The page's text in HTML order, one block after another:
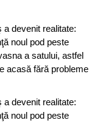
devenit realitate:
noul pod peste
a satului, astfel
acasă fără probleme
devenit realitate:
noul pod peste